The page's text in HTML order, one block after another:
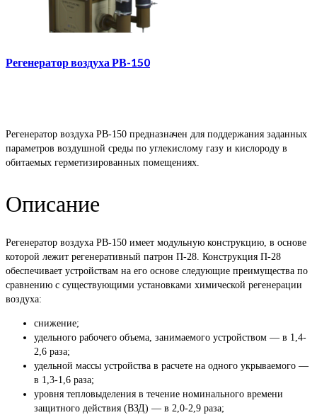
Регенератор воздуха РВ-150
Регенератор воздуха РВ-150 предназначен для поддержания заданных
параметров воздушной среды по углекислому газу и кислороду в
обитаемых герметизированных помещениях.
Описание
Регенератор воздуха РВ-150 имеет модульную конструкцию, в основе
которой лежит регенеративный патрон П-28. Конструкция П-28
обеспечивает устройствам на его основе следующие преимущества по
сравнению с существующими установками химической регенерации
воздуха:
снижение;
удельного рабочего объема, занимаемого устройством — в 1,4-
2,6 раза;
удельной массы устройства в расчете на одного укрываемого —
в 1,3-1,6 раза;
уровня тепловыделения в течение номинального времени
защитного действия (ВЗД) — в 2,0-2,9 раза;